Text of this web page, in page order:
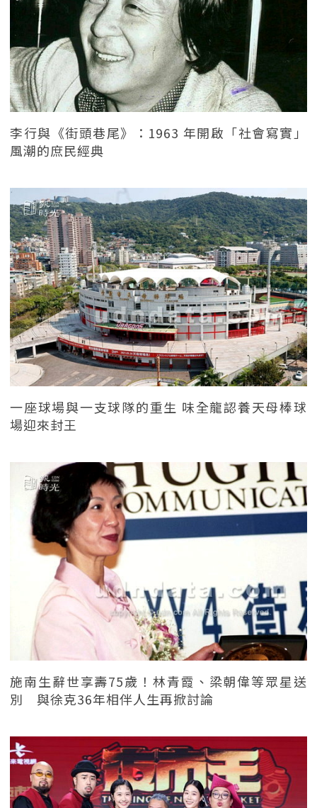
李行與《街頭巷尾》：1963 年開啟「社會寫實」
風潮的庶民經典
一座球場與一支球隊的重生 味全龍認養天母棒球
場迎來封王
施南生辭世享壽75歲！林青霞、梁朝偉等眾星送
別 與徐克36年相伴人生再掀討論